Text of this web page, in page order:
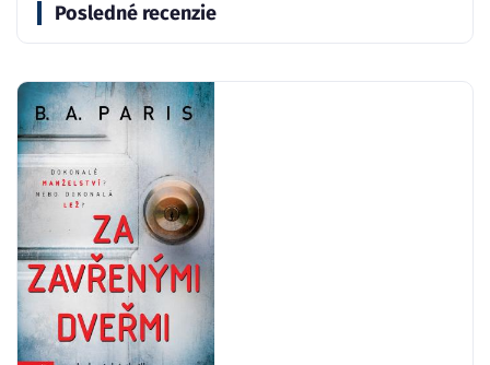
Posledné recenzie